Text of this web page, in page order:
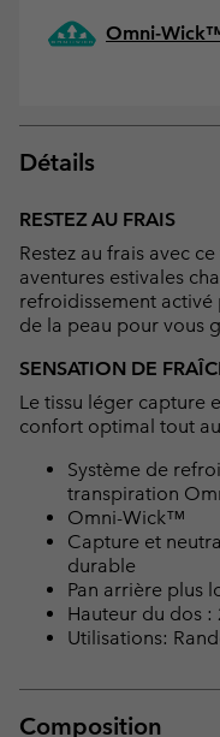
Omni-
Détails
RESTEZ AU FRAIS
Restez au frais avec
aventures estivales
refroidissement activé
de la peau pour vous
SENSATION DE
Le tissu léger capture
confort optimal tout
Système de
transpiration
Omni-Wick™
Capture et
durable
Pan arrière plus
Hauteur du dos :
Utilisations:
Composition